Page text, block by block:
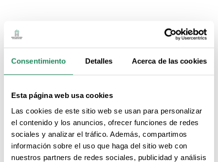
Consentimiento Detalles Acerca de las cookies
Esta página web usa cookies
Las cookies de este sitio web se usan para personalizar
el contenido y los anuncios, ofrecer funciones de redes
sociales y analizar el tráfico. Además, compartimos
información sobre el uso que haga del sitio web con
nuestros partners de redes sociales, publicidad y análisis